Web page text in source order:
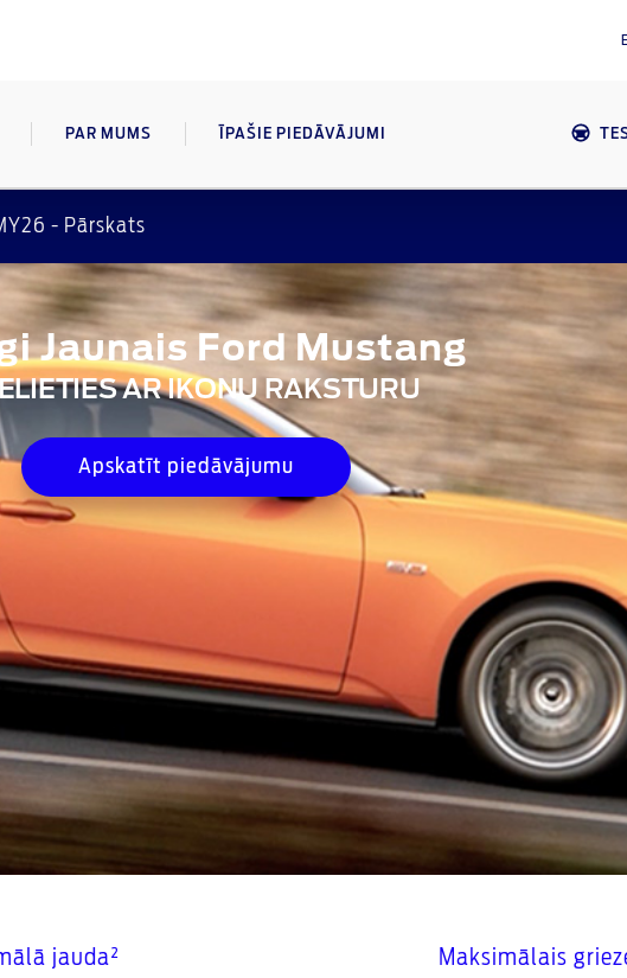
PAR MUMS ĪPAŠIE PIEDĀVĀJUMI
- Pārskats
Jaunais Ford Mustang
AR IKONU RAKSTURU
Apskatīt piedāvājumu
jauda² Maksimālais